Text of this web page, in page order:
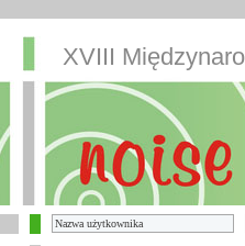
XVIII